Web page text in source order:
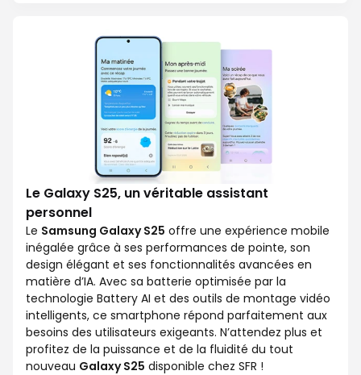
Le Galaxy S25, un véritable assistant
personnel
Le Samsung Galaxy S25 offre une expérience mobile
inégalée grâce à ses performances de pointe, son
design élégant et ses fonctionnalités avancées en
matière d’IA. Avec sa batterie optimisée par la
technologie Battery AI et des outils de montage vidéo
intelligents, ce smartphone répond parfaitement aux
besoins des utilisateurs exigeants. N’attendez plus et
profitez de la puissance et de la fluidité du tout
nouveau Galaxy S25 disponible chez SFR !